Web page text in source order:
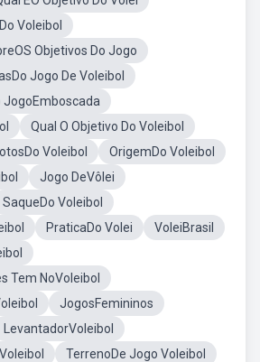
Voleibol
Objetivos Do Jogo
Jogo De Voleibol
JogoEmboscada
Qual O Objetivo Do Voleibol
Voleibol
OrigemDo Voleibol
Jogo DeVôlei
SaqueDo Voleibol
PraticaDo Volei
VoleiBrasil
Tem NoVoleibol
JogosFemininos
LevantadorVoleibol
TerrenoDe Jogo Voleibol